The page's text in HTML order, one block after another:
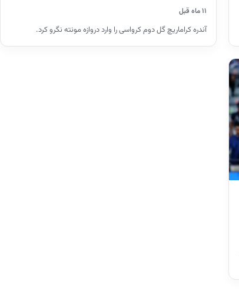
۱۱ ماه قبل
آندره کراماریچ گل دوم کرواسی را وارد دروازه مونته نگرو کرد.